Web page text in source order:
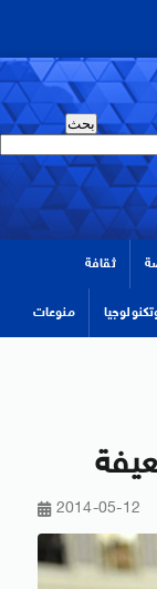
ثقافة
منوعات
2014-05-12